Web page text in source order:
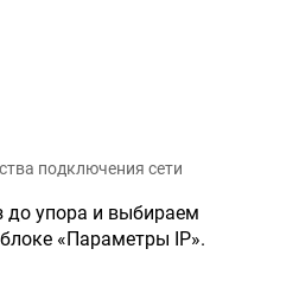
подключения сети
до упора и выбираем
«Параметры IP».